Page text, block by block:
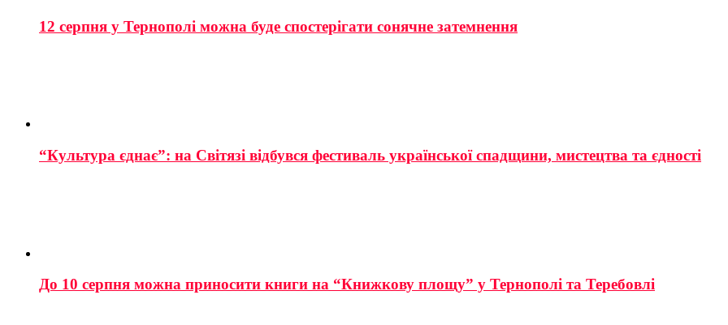
12 серпня у Тернополі можна буде спостерігати сонячне затемнення
“Культура єднає”: на Світязі відбувся фестиваль української спадщини, мистецтва та єдності
До 10 серпня можна приносити книги на “Книжкову площу” у Тернополі та Теребовлі